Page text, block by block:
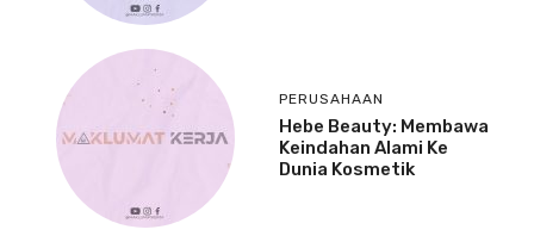
PERUSAHAAN
Hebe Beauty: Membawa
Keindahan Alami Ke
Dunia Kosmetik